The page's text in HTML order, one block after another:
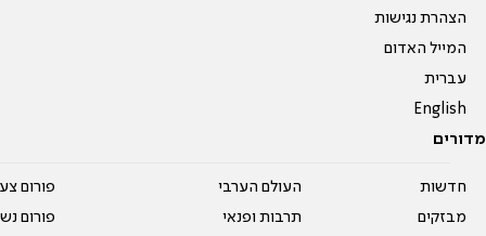
הצהרת נגישות
המייל האדום
עברית
English
מדורים
חדשות
מבזקים
העולם הערבי
תרבות ופנאי
פורום
פורום